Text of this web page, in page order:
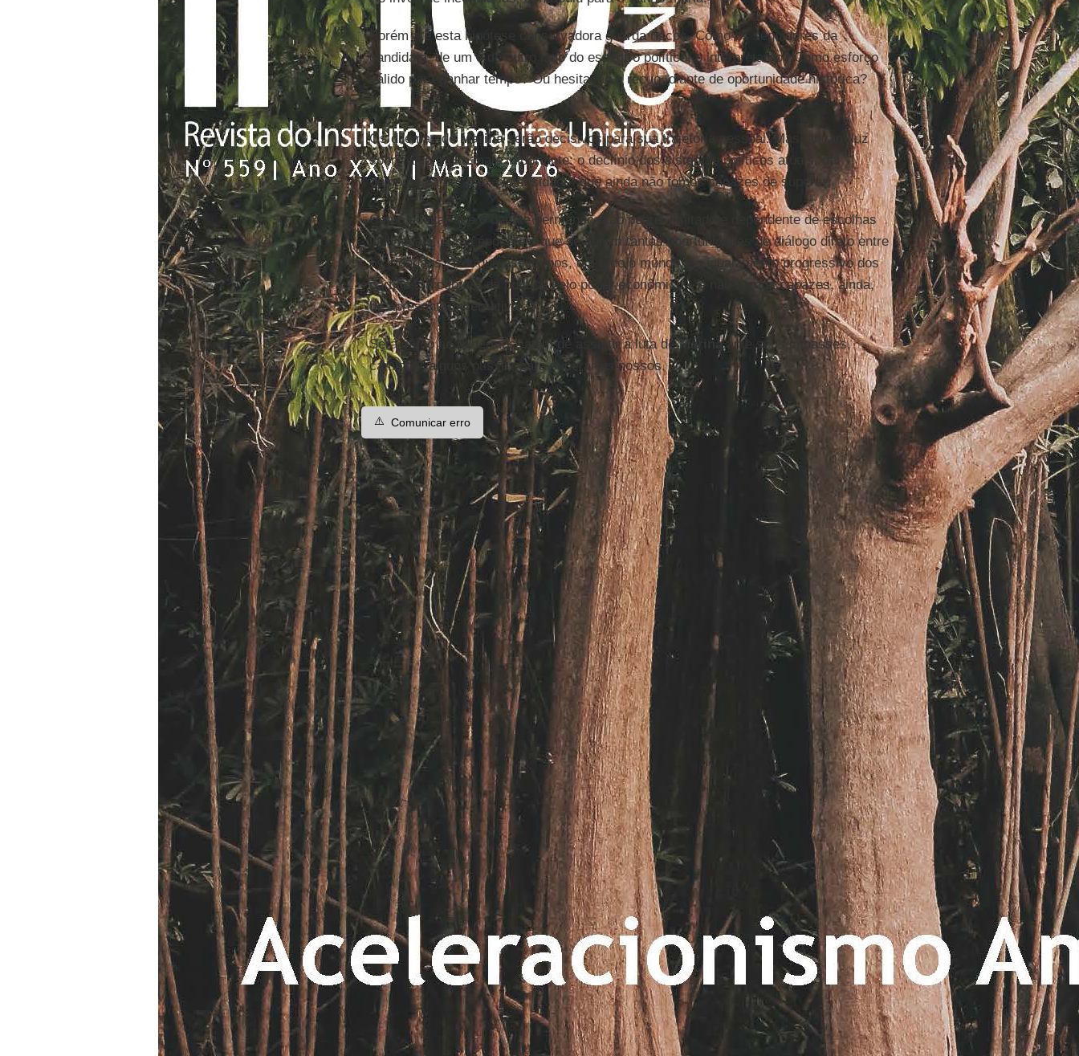
Porém até esta hipótese conservadora guarda riscos. Como os seguidores da
candidata, de um e de outro lado do espectro político, o interpretarão? Como esforço
válido para ganhar tempo? Ou hesitação e recuo, diante de oportunidade histórica?
* * *
Os dilemas deMarinaserão decisivos para sua trajetória pessoal. Mas lançam luz
sobre algo muito mais importante: o declínio dos sistemas políticos atuais, da
democracia de “baixa intensidade” que ainda não fomos capazes de superar.
Como aceitar que o debate permaneça tão pobre, limitado e dependente de escolhas
individuais, numa época em que se abrem tantas oportunidades de diálogo direto entre
os cidadãos? Por que assistimos, em todo o mundo, ao igualamento progressivo dos
partidos, à captura da política pelo poder econômico – e não somos capazes, ainda,
de apresentar alternativas?
Será ótimo se pudermos, além de assistir à luta deMarinaante seus impasses,
caminhar alguns passos para superar os nossos.
⚠️ Comunicar erro